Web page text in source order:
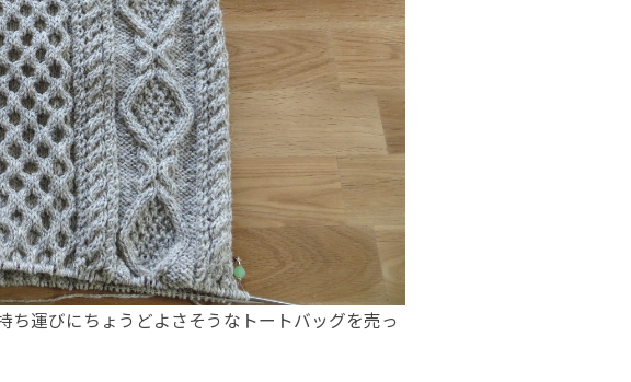
ち運びにちょうどよさそうなトートバッグを売っ